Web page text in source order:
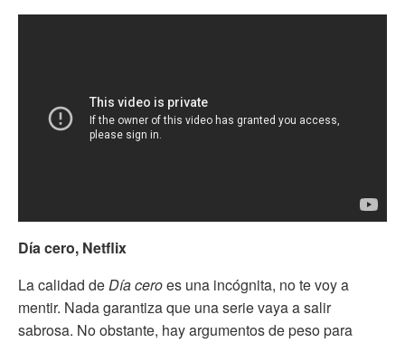
Día cero, Netflix
La calidad deDía ceroes una incógnita, no te voy a
mentir. Nada garantiza que una serie vaya a salir
sabrosa. No obstante, hay argumentos de peso para